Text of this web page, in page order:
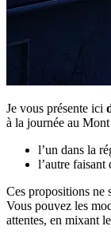
Je vous présente ici
à la journée au
l’un dans la
l’autre
Ces propositions ne
Vous pouvez les
attentes, en mixant